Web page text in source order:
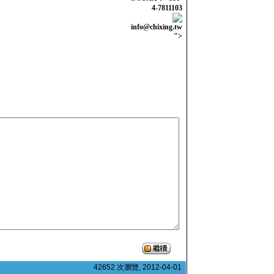
4-7811103
info@chixing.tw
">
42652 次瀏覽, 2012-04-01